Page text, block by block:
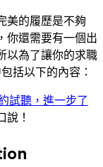
美的履歷是不夠
你還需要有一個出
以為了讓你的求職
括以下的內容：
試聽，進一步了
說！